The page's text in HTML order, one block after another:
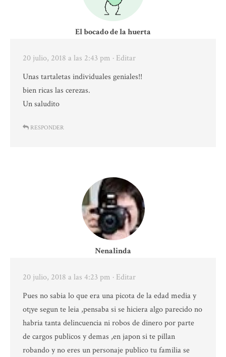
El bocado de la huerta
20 julio, 2018 a las 2:43 pm · Editar
Unas tartaletas individuales geniales!!
bien ricas las cerezas.
Un saludito
RESPONDER
Nenalinda
20 julio, 2018 a las 4:23 pm · Editar
Pues no sabia lo que era una picota de la edad media y
ot¡ye segun te leia ,pensaba si se hiciera algo parecido no
habria tanta delincuencia ni robos de dinero por parte
de cargos publicos y demas ,en japon si te pillan
robando y no eres un personaje publico tu familia se